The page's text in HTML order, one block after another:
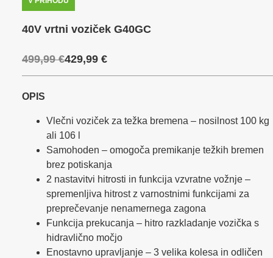
Za enostavno razkladanje ima voziček vzmetno prekucno ročico,
Manevriranje zagotavlja veliko zadnje kolo, zaradi česar je teža
bencinskih ali električnih kablov. Namesto tega preprosto vstavite
družine Greenworks 40V se baterija lahko uporablja v različnih
orodjih, od kosilnic, obrezovalnikov trave, puhalnikov/sesalnikov
in celo motornih žag.
40V vrtni voziček G40GC
499,99€429,99 €
OPIS
Vlečni voziček za težka bremena – nosilnost 100 kg
ali 106 l
Samohoden – omogoča premikanje težkih bremen
brez potiskanja
2 nastavitvi hitrosti in funkcija vzvratne vožnje –
spremenljiva hitrost z varnostnimi funkcijami za
preprečevanje nenamernega zagona
Funkcija prekucanja – hitro razkladanje vozička s
hidravlično močjo
Enostavno upravljanje – 3 velika kolesa in odličen